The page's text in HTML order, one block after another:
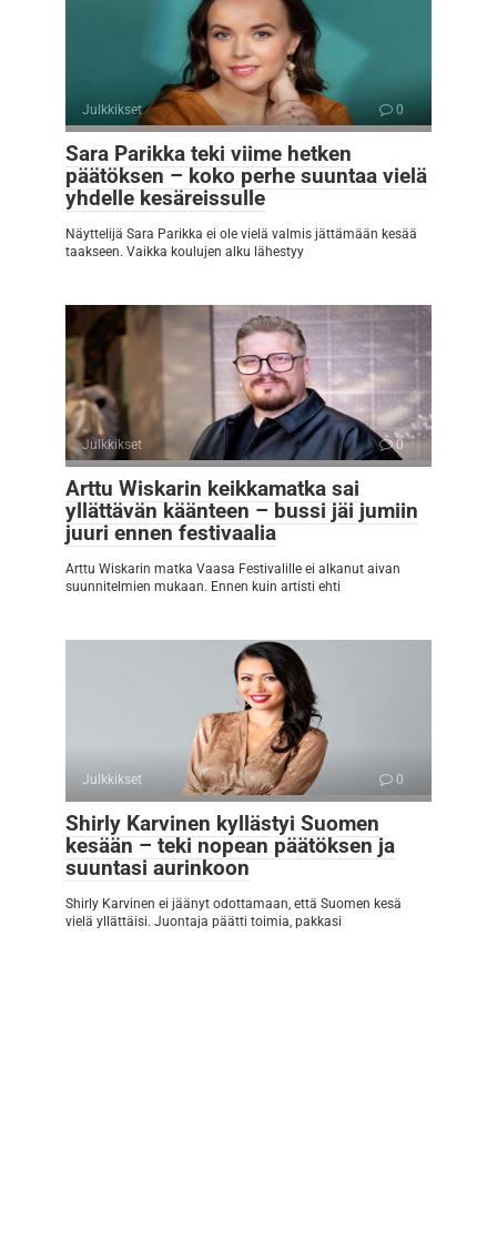
Julkkikset 0
Sara Parikka teki viime hetken
päätöksen – koko perhe suuntaa vielä
yhdelle kesäreissulle
Näyttelijä Sara Parikka ei ole vielä valmis jättämään kesää
taakseen. Vaikka koulujen alku lähestyy
Julkkikset 0
Arttu Wiskarin keikkamatka sai
yllättävän käänteen – bussi jäi jumiin
juuri ennen festivaalia
Arttu Wiskarin matka Vaasa Festivalille ei alkanut aivan
suunnitelmien mukaan. Ennen kuin artisti ehti
Julkkikset 0
Shirly Karvinen kyllästyi Suomen
kesään – teki nopean päätöksen ja
suuntasi aurinkoon
Shirly Karvinen ei jäänyt odottamaan, että Suomen kesä
vielä yllättäisi. Juontaja päätti toimia, pakkasi